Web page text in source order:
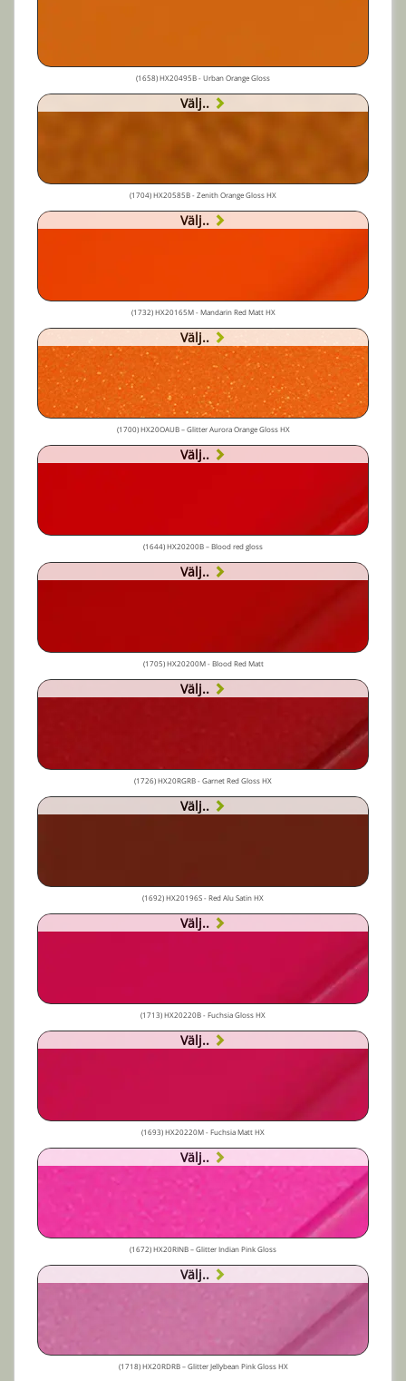
(1658) HX20495B - Urban Orange Gloss
Välj..
(1704) HX20585B - Zenith Orange Gloss HX
Välj..
(1732) HX20165M - Mandarin Red Matt HX
Välj..
(1700) HX20OAUB – Glitter Aurora Orange Gloss HX
Välj..
(1644) HX20200B – Blood red gloss
Välj..
(1705) HX20200M - Blood Red Matt
Välj..
(1726) HX20RGRB - Garnet Red Gloss HX
Välj..
(1692) HX20196S - Red Alu Satin HX
Välj..
(1713) HX20220B - Fuchsia Gloss HX
Välj..
(1693) HX20220M - Fuchsia Matt HX
Välj..
(1672) HX20RINB – Glitter Indian Pink Gloss
Välj..
(1718) HX20RDRB – Glitter Jellybean Pink Gloss HX